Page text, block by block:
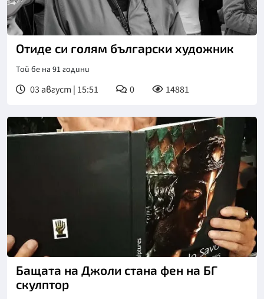
Отиде си голям български художник
Той бе на 91 години
03 август | 15:51 0 14881
Бащата на Джоли стана фен на БГ
скулптор